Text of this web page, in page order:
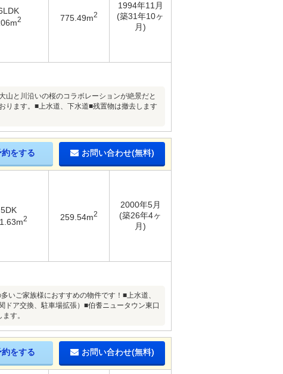
2 775.49m2
1994年11月
(築31年10ヶ
月)
山と川沿いの桜のコラボレーションが絶景だと
ります。■上水道、下水道■残置物は撤去します
約をする お問い合わせ(無料)
5DK
2 259.54m2
2000年5月
(築26年4ヶ
月)
いご家族様におすすめの物件です！■上水道、
ア交換、駐車場拡張）■伯耆ニュータウン東口
す。
約をする お問い合わせ(無料)